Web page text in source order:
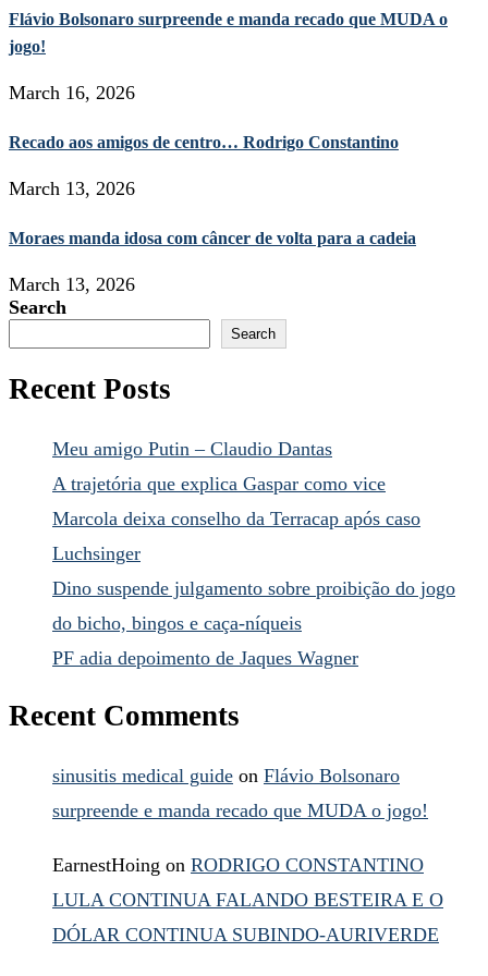
Flávio Bolsonaro surpreende e manda recado que MUDA o
jogo!
March 16, 2026
Recado aos amigos de centro… Rodrigo Constantino
March 13, 2026
Moraes manda idosa com câncer de volta para a cadeia
March 13, 2026
Search
Search
Recent Posts
Meu amigo Putin – Claudio Dantas
A trajetória que explica Gaspar como vice
Marcola deixa conselho da Terracap após caso
Luchsinger
Dino suspende julgamento sobre proibição do jogo
do bicho, bingos e caça-níqueis
PF adia depoimento de Jaques Wagner
Recent Comments
sinusitis medical guide on Flávio Bolsonaro
surpreende e manda recado que MUDA o jogo!
EarnestHoing on RODRIGO CONSTANTINO
LULA CONTINUA FALANDO BESTEIRA E O
DÓLAR CONTINUA SUBINDO-AURIVERDE